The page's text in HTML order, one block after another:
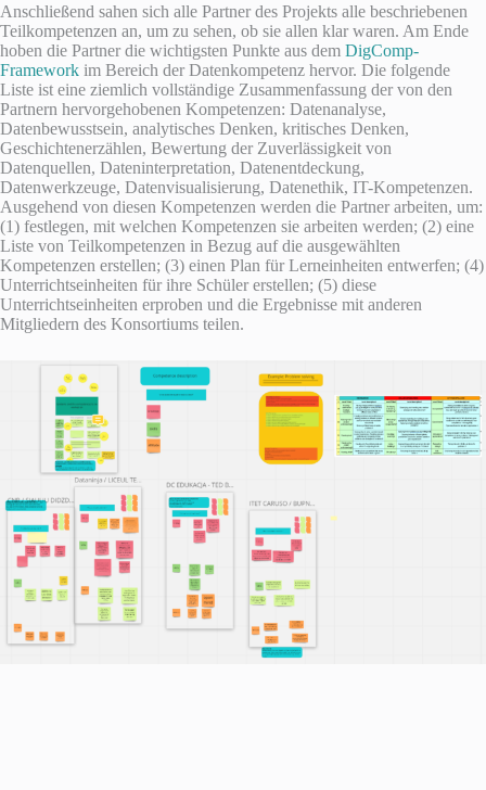
Anschließend sahen sich alle Partner des Projekts alle beschriebenen
Teilkompetenzen an, um zu sehen, ob sie allen klar waren. Am Ende
hoben die Partner die wichtigsten Punkte aus dem DigComp-
Framework im Bereich der Datenkompetenz hervor. Die folgende
Liste ist eine ziemlich vollständige Zusammenfassung der von den
Partnern hervorgehobenen Kompetenzen: Datenanalyse,
Datenbewusstsein, analytisches Denken, kritisches Denken,
Geschichtenerzählen, Bewertung der Zuverlässigkeit von
Datenquellen, Dateninterpretation, Datenentdeckung,
Datenwerkzeuge, Datenvisualisierung, Datenethik, IT-Kompetenzen.
Ausgehend von diesen Kompetenzen werden die Partner arbeiten, um:
(1) festlegen, mit welchen Kompetenzen sie arbeiten werden; (2) eine
Liste von Teilkompetenzen in Bezug auf die ausgewählten
Kompetenzen erstellen; (3) einen Plan für Lerneinheiten entwerfen; (4)
Unterrichtseinheiten für ihre Schüler erstellen; (5) diese
Unterrichtseinheiten erproben und die Ergebnisse mit anderen
Mitgliedern des Konsortiums teilen.